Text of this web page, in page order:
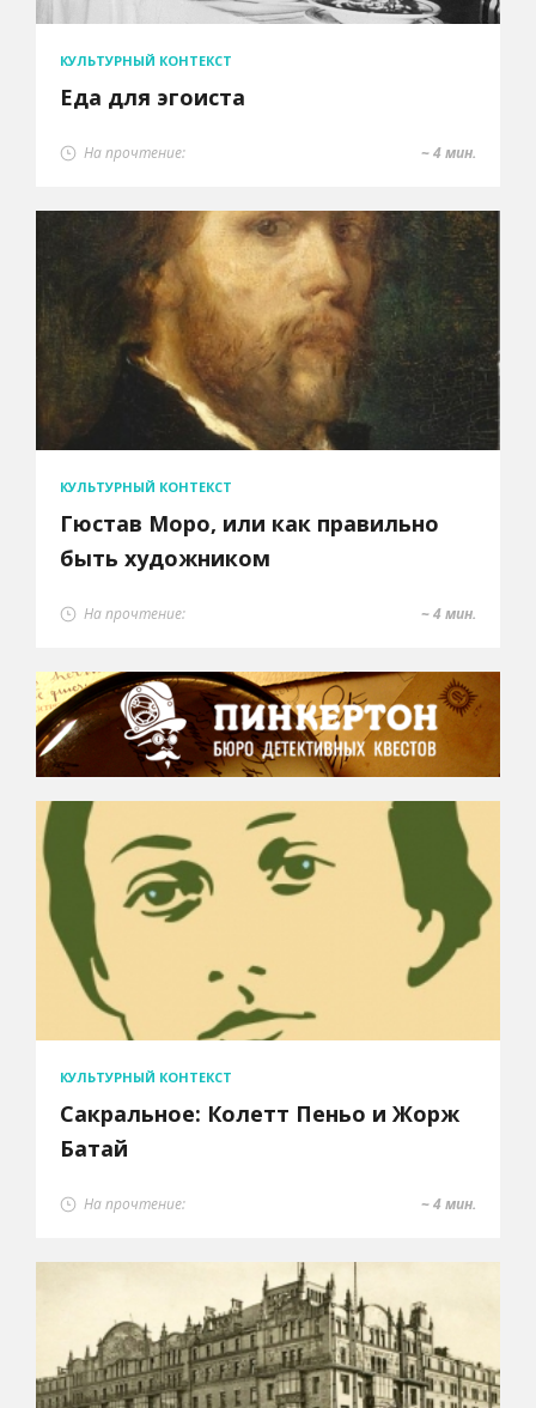
КУЛЬТУРНЫЙ КОНТЕКСТ
Еда для эгоиста
На прочтение: ~ 4 мин.
КУЛЬТУРНЫЙ КОНТЕКСТ
Гюстав Моро, или как правильно
быть художником
На прочтение: ~ 4 мин.
КУЛЬТУРНЫЙ КОНТЕКСТ
Сакральное: Колетт Пеньо и Жорж
Батай
На прочтение: ~ 4 мин.